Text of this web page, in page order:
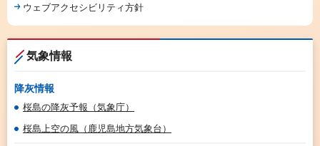
ウェブアクセシビリティ方針
気象情報
降灰情報
桜島の降灰予報（気象庁）
桜島上空の風（鹿児島地方気象台）